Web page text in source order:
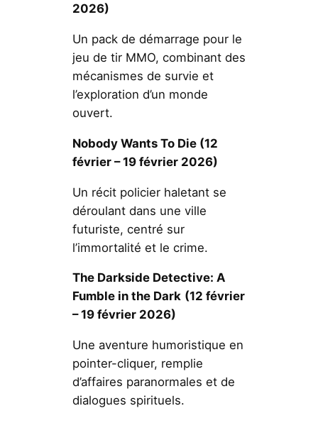
2026)
Un pack de démarrage pour le
jeu de tir MMO, combinant des
mécanismes de survie et
l’exploration d’un monde
ouvert.
Nobody Wants To Die(12
février – 19 février 2026)
Un récit policier haletant se
déroulant dans une ville
futuriste, centré sur
l’immortalité et le crime.
The Darkside Detective: A
Fumble in the Dark (12 février
– 19 février 2026)
Une aventure humoristique en
pointer-cliquer, remplie
d’affaires paranormales et de
dialogues spirituels.